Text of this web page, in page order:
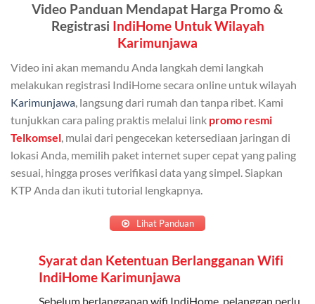
Admin (pelanggan utama) dan anggota yang terdaftar.
Bisa Dibagi Hingga 5 Anggota
Admin dapat mendaftarkan hingga 5 anggota
keluarga atau teman untuk menggunakan kuota ini.
Berlaku Nasional
Kuota keluarga bisa digunakan di seluruh Indonesia
untuk jaringan 2G, 3G, dan 4G.
Tidak Berlaku untuk Roaming
Daftarkan Anggota: Admin dapat mendaftarkan anggota
Video Panduan Mendapat Harga Promo &
Registrasi IndiHome Untuk Wilayah
Karimunjawa
Video ini akan memandu Anda langkah demi langkah
melakukan registrasi IndiHome secara online untuk wilayah
Karimunjawa , langsung dari rumah dan tanpa ribet. Kami
tunjukkan cara paling praktis melalui link promo resmi
Telkomsel , mulai dari pengecekan ketersediaan jaringan di
lokasi Anda, memilih paket internet super cepat yang paling
sesuai, hingga proses verifikasi data yang simpel. Siapkan
KTP Anda dan ikuti tutorial lengkapnya.
Lihat Panduan
Syarat dan Ketentuan Berlangganan Wifi
IndiHome Karimunjawa
Sebelum berlangganan wifi IndiHome, pelanggan perlu